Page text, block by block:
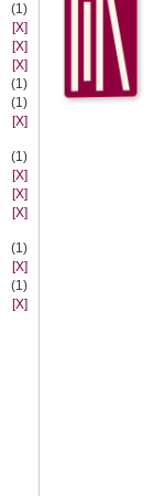
(1)
[X]
[X]
[X]
(1)
(1)
[X]
(1)
[X]
[X]
[X]
(1)
[X]
(1)
[X]